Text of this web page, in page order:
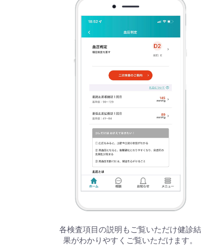
各検査項目の説明もご覧いただけ健診結
果がわかりやすくご覧いただけます。